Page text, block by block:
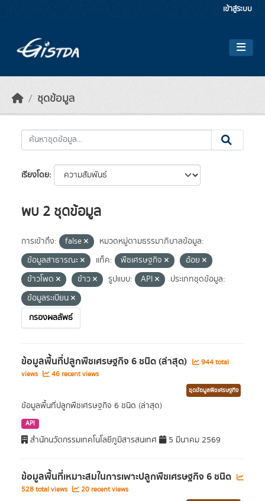
เข้าสู่ระบบ
ชุดข้อมูล
เรียงโดย
พบ 2 ชุดข้อมูล
การเข้าถึง: false
หมวดหมู่ตามธรรมาภิบาลข้อมูล:
ข้อมูลสาธารณะ
แท็ค: พืชเศรษฐกิจ
อ้อย
ข้าวโพด
ข้าว รูปแบบ: API
ประเภทชุดข้อมูล:
ข้อมูลระเบียน
กรองผลลัพธ์
ข้อมูลพื้นที่ปลูกพืชเศรษฐกิจ 6 ชนิด (ล่าสุด)
944 total
views
46 recent views
ชุดข้อมูลพืชเศรษฐกิจ
ข้อมูลพื้นที่ปลูกพืชเศรษฐกิจ 6 ชนิด (ล่าสุด)
API
สำนักนวัตกรรมเทคโนโลยีภูมิสารสนเทศ 5 มีนาคม 2569
ข้อมูลพื้นที่เหมาะสมในการเพาะปลูกพืชเศรษฐกิจ 6 ชนิด
528 total views 20 recent views